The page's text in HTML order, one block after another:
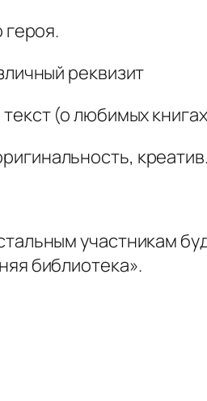
реквизит
(о любимых
креатив.
участникам
библиотека».